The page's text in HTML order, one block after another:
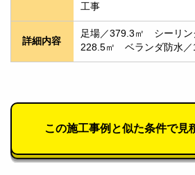
工事
詳細内容
足場／379.3㎡　シーリ
228.5㎡　ベランダ防水／
この施工事例と似た条件で見